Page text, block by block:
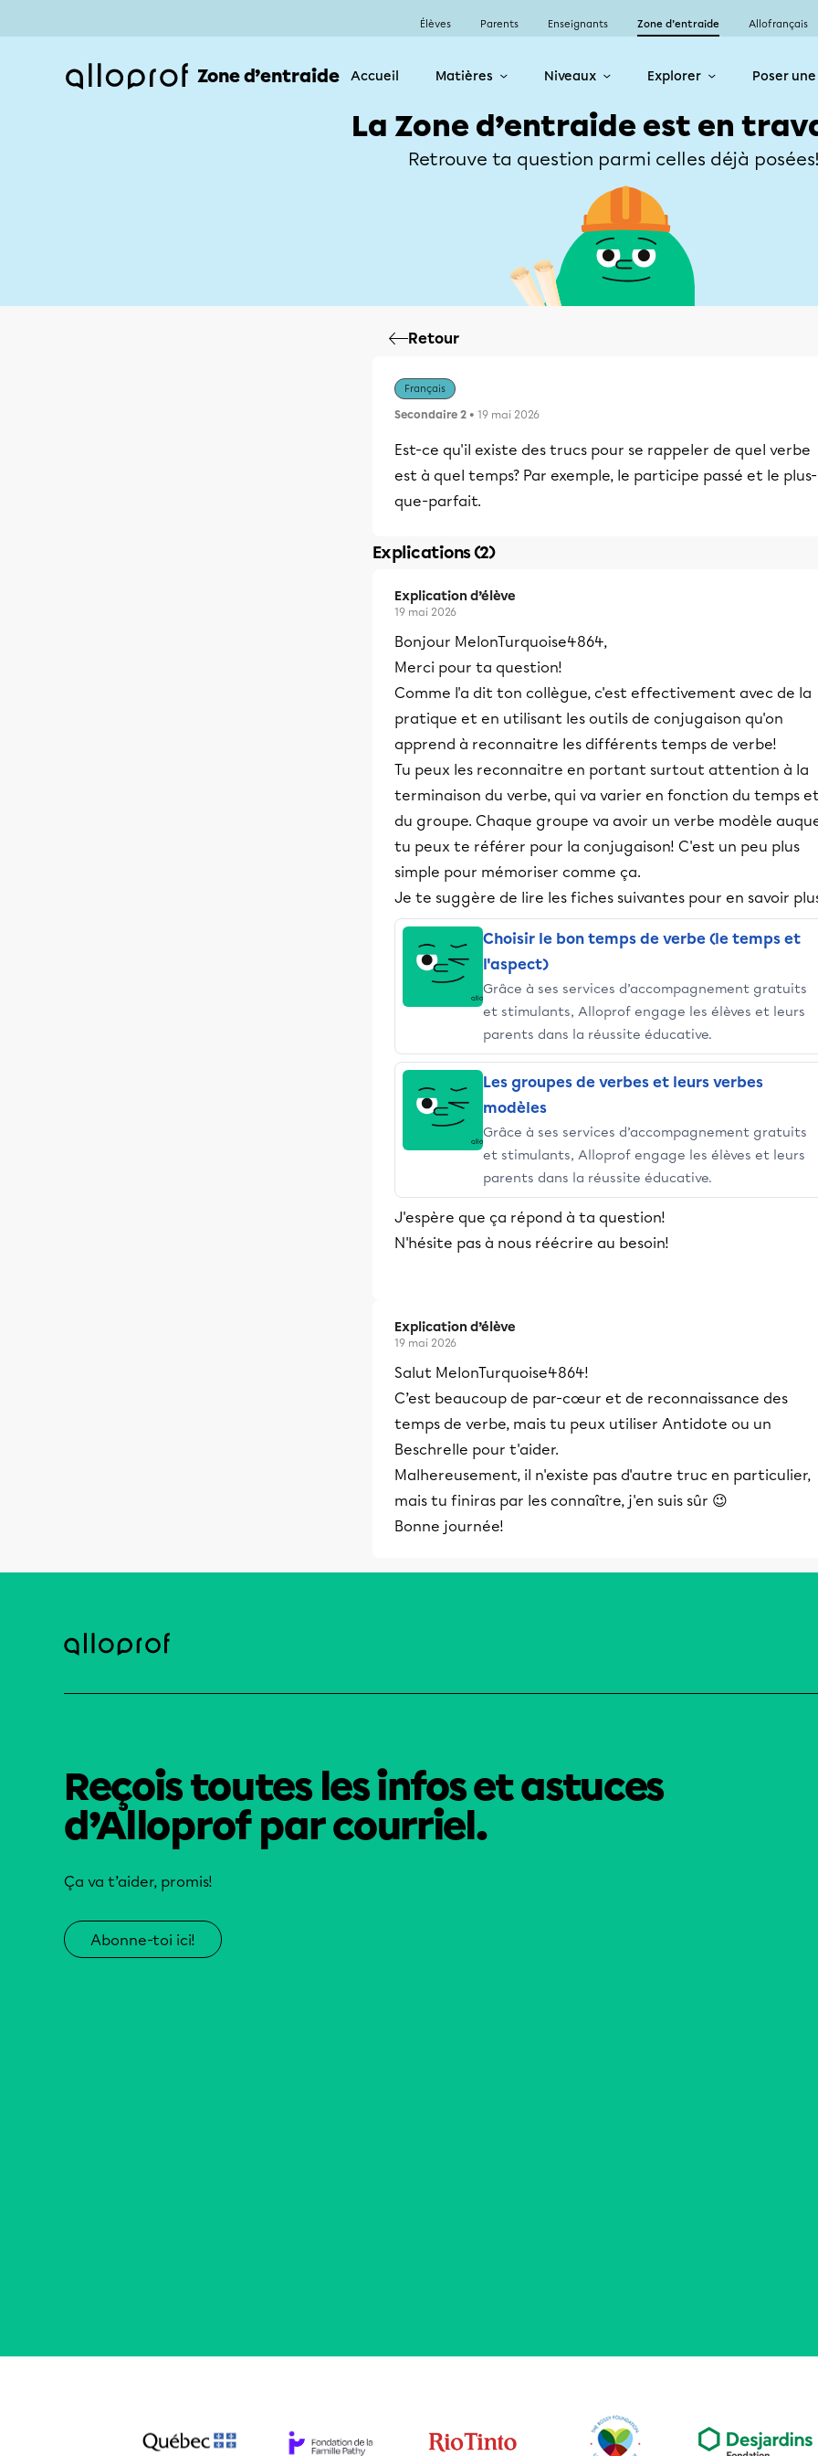
Élèves Parents Enseignants Zone d’entraide Allofrançais
Zone d’entraide Accueil Matières Niveaux Explorer Poser
La Zone d’entraide est en
Retrouve ta question parmi celles déjà
Retour
Français
Secondaire 2 • 19 mai 2026
Est-ce qu'il existe des trucs pour se rappeler de quel verbe
est à quel temps? Par exemple, le participe passé et le plus-
que-parfait.
Explications (2)
Explication d’élève
19 mai 2026
Bonjour MelonTurquoise4864,
Merci pour ta question!
Comme l'a dit ton collègue, c'est effectivement avec de la
pratique et en utilisant les outils de conjugaison qu'on
apprend à reconnaitre les différents temps de verbe!
Tu peux les reconnaitre en portant surtout attention à la
terminaison du verbe, qui va varier en fonction du temps
du groupe. Chaque groupe va avoir un verbe modèle
tu peux te référer pour la conjugaison! C'est un peu plus
simple pour mémoriser comme ça.
Je te suggère de lire les fiches suivantes pour en savoir
Choisir le bon temps de verbe (le temps et
l'aspect)
Grâce à ses services d’accompagnement gratuits
et stimulants, Alloprof engage les élèves et leurs
parents dans la réussite éducative.
Les groupes de verbes et leurs verbes
modèles
Grâce à ses services d’accompagnement gratuits
et stimulants, Alloprof engage les élèves et leurs
parents dans la réussite éducative.
J'espère que ça répond à ta question!
N'hésite pas à nous réécrire au besoin!
Explication d’élève
19 mai 2026
Salut MelonTurquoise4864!
C’est beaucoup de par-cœur et de reconnaissance des
temps de verbe, mais tu peux utiliser Antidote ou un
Beschrelle pour t'aider.
Malhereusement, il n'existe pas d'autre truc en particulier,
mais tu finiras par les connaître, j'en suis sûr 😉
Bonne journée!
Reçois toutes les infos et astuces
d’Alloprof par courriel.
Ça va t’aider, promis!
Abonne-toi ici!